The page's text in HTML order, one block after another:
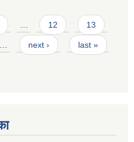
… 12 13
… next › last »